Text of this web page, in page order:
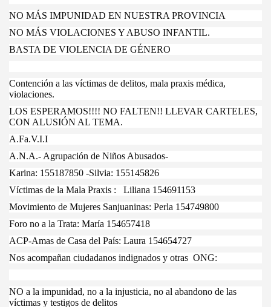
NO MÁS IMPUNIDAD EN NUESTRA PROVINCIA
NO MÁS VIOLACIONES Y ABUSO INFANTIL.
BASTA DE VIOLENCIA DE GÉNERO
Contención a las víctimas de delitos, mala praxis médica,
violaciones.
LOS ESPERAMOS!!!! NO FALTEN!! LLEVAR CARTELES,
CON ALUSIÓN AL TEMA.
A.Fa.V.I.I
A.N.A.- Agrupación de Niños Abusados-
Karina: 155187850 -Silvia: 155145826
Víctimas de la Mala Praxis : Liliana 154691153
Movimiento de Mujeres Sanjuaninas: Perla 154749800
Foro no a la Trata: María 154657418
ACP-Amas de Casa del País: Laura 154654727
Nos acompañan ciudadanos indignados y otras ONG:
NO a la impunidad, no a la injusticia, no al abandono de las
víctimas y testigos de delitos